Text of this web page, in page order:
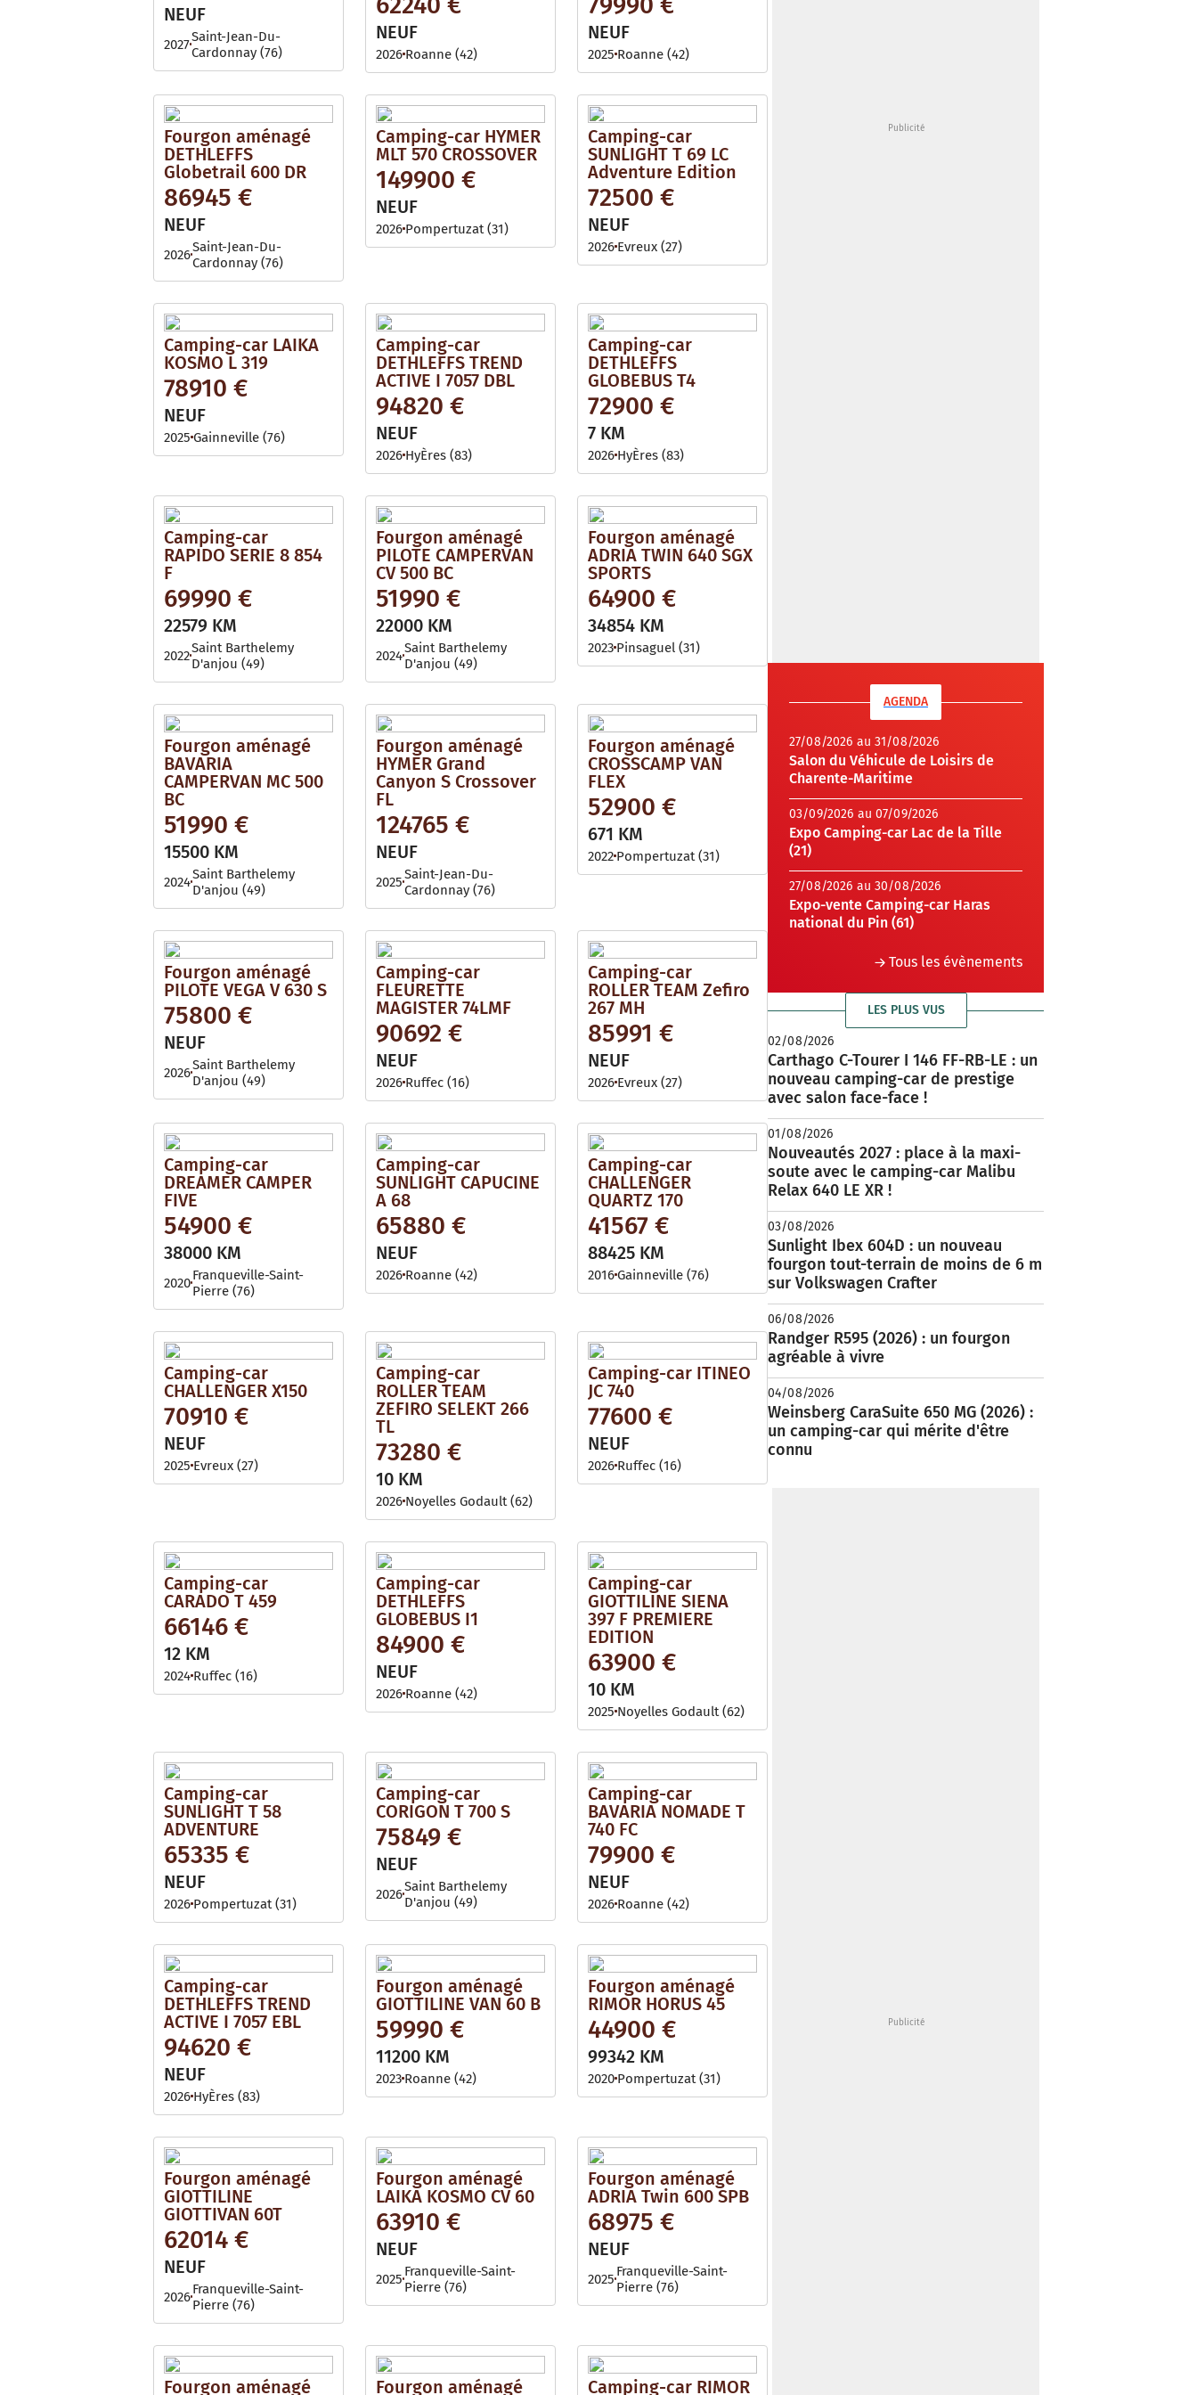
l
e
l
b
e
NEUF
2027Saint-Jean-Du-
Cardonnay (76)
NEUF
2026 Roanne (42)
NEUF
2025 Roanne (42)
Fourgon aménagé
DETHLEFFS
Globetrail 600 DR
86945 €
NEUF
2026Saint-Jean-Du-
Cardonnay (76)
Camping-car HYMER
MLT 570 CROSSOVER
149900 €
NEUF
2026 Pompertuzat (31)
Camping-car
SUNLIGHT T 69 LC
Adventure Edition
72500 €
NEUF
2026 Evreux (27)
Camping-car LAIKA
KOSMO L 319
78910 €
NEUF
2025 Gainneville (76)
Camping-car
DETHLEFFS TREND
ACTIVE I 7057 DBL
94820 €
NEUF
2026 HyÈres (83)
Camping-car
DETHLEFFS
GLOBEBUS T4
72900 €
7 KM
2026 HyÈres (83)
Camping-car
RAPIDO SERIE 8 854
F
69990 €
22579 KM
2022Saint Barthelemy
D'anjou (49)
Fourgon aménagé
PILOTE CAMPERVAN
CV 500 BC
51990 €
22000 KM
2024Saint Barthelemy
D'anjou (49)
Fourgon aménagé
ADRIA TWIN 640 SGX
SPORTS
64900 €
34854 KM
2023 Pinsaguel (31)
Fourgon aménagé
BAVARIA
CAMPERVAN MC 500
BC
51990 €
15500 KM
2024Saint Barthelemy
D'anjou (49)
Fourgon aménagé
HYMER Grand
Canyon S Crossover
FL
124765 €
NEUF
2025Saint-Jean-Du-
Cardonnay (76)
Fourgon aménagé
CROSSCAMP VAN
FLEX
52900 €
671 KM
2022 Pompertuzat (31)
Fourgon aménagé
PILOTE VEGA V 630 S
75800 €
NEUF
2026Saint Barthelemy
D'anjou (49)
Camping-car
FLEURETTE
MAGISTER 74LMF
90692 €
NEUF
2026 Ruffec (16)
Camping-car
ROLLER TEAM Zefiro
267 MH
85991 €
NEUF
2026 Evreux (27)
Camping-car
DREAMER CAMPER
FIVE
54900 €
38000 KM
2020Franqueville-Saint-
Pierre (76)
Camping-car
SUNLIGHT CAPUCINE
A 68
65880 €
NEUF
2026 Roanne (42)
Camping-car
CHALLENGER
QUARTZ 170
41567 €
88425 KM
2016Gainneville (76)
Camping-car
CHALLENGER X150
70910 €
NEUF
2025 Evreux (27)
Camping-car
ROLLER TEAM
ZEFIRO SELEKT 266
TL
73280 €
10 KM
2026 Noyelles Godault (62)
Camping-car ITINEO
JC 740
77600 €
NEUF
2026 Ruffec (16)
Camping-car
CARADO T 459
66146 €
12 KM
2024 Ruffec (16)
Camping-car
DETHLEFFS
GLOBEBUS I1
84900 €
NEUF
2026 Roanne (42)
Camping-car
GIOTTILINE SIENA
397 F PREMIERE
EDITION
63900 €
10 KM
2025 Noyelles Godault (62)
Camping-car
SUNLIGHT T 58
ADVENTURE
65335 €
NEUF
2026 Pompertuzat (31)
Camping-car
CORIGON T 700 S
75849 €
NEUF
2026Saint Barthelemy
D'anjou (49)
Camping-car
BAVARIA NOMADE T
740 FC
79900 €
NEUF
2026 Roanne (42)
Camping-car
DETHLEFFS TREND
ACTIVE I 7057 EBL
94620 €
NEUF
2026 HyÈres (83)
Fourgon aménagé
GIOTTILINE VAN 60 B
59990 €
11200 KM
2023 Roanne (42)
Fourgon aménagé
RIMOR HORUS 45
44900 €
99342 KM
2020 Pompertuzat (31)
Fourgon aménagé
GIOTTILINE
GIOTTIVAN 60T
62014 €
NEUF
2026Franqueville-Saint-
Pierre (76)
Fourgon aménagé
LAIKA KOSMO CV 60
63910 €
NEUF
2025 Franqueville-Saint-
Pierre (76)
Fourgon aménagé
ADRIA Twin 600 SPB
68975 €
NEUF
2025 Franqueville-Saint-
Pierre (76)
Fourgon aménagé
Fourgon aménagé
Camping-car RIMOR
AGENDA
27/08/2026 au 31/08/2026
Salon du Véhicule de Loisirs de
Charente-Maritime
03/09/2026 au 07/09/2026
Expo Camping-car Lac de la Tille
(21)
27/08/2026 au 30/08/2026
Expo-vente Camping-car Haras
national du Pin (61)
Tous les évènements
LES PLUS VUS
02/08/2026
Carthago C-Tourer I 146 FF-RB-LE : un
nouveau camping-car de prestige
avec salon face-face !
01/08/2026
Nouveautés 2027 : place à la maxi-
soute avec le camping-car Malibu
Relax 640 LE XR !
03/08/2026
Sunlight Ibex 604D : un nouveau
fourgon tout-terrain de moins de 6 m
sur Volkswagen Crafter
06/08/2026
Randger R595 (2026) : un fourgon
agréable à vivre
04/08/2026
Weinsberg CaraSuite 650 MG (2026) :
un camping-car qui mérite d'être
connu